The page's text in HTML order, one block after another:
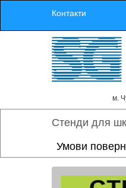
Контакти
м.
Стенди для
Умови